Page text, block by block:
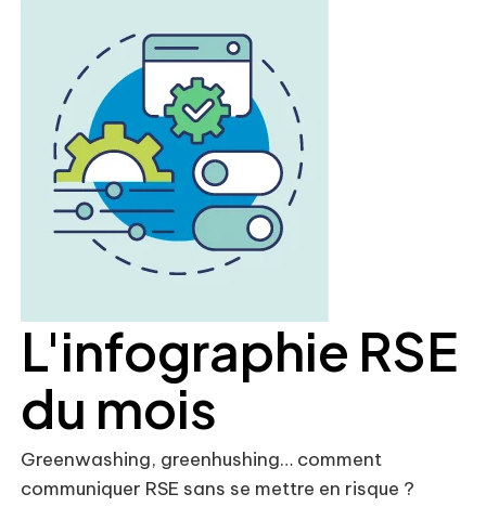
L'infographie RSE
du mois
Greenwashing, greenhushing… comment
communiquer RSE sans se mettre en risque ?